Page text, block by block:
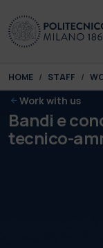
You are here:
HOME STAFF
Work with us
Bandi e
tecnico-